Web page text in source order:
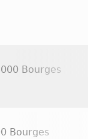
ne sont
les
Bourges
Bourges